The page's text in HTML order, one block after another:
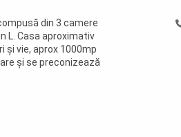
din 3 camere
L. Casa aproximativ
și vie, aprox 1000mp
și se preconizează